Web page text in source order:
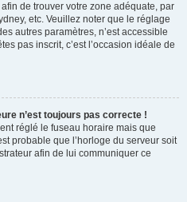
de trouver votre zone adéquate, par
etc. Veuillez noter que le réglage
autres paramètres, n’est accessible
pas inscrit, c’est l’occasion idéale de
n’est toujours pas correcte !
réglé le fuseau horaire mais que
probable que l’horloge du serveur soit
afin de lui communiquer ce